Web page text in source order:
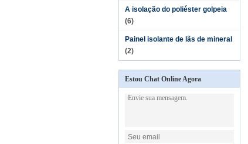
A isolação do poliéster golpeia
(6)
Painel isolante de lãs de mineral
(2)
Estou Chat Online Agora